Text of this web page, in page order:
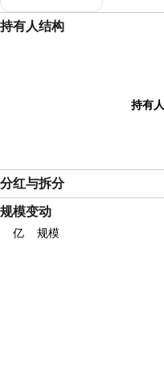
持有人结构
持有人
分红与拆分
规模变动
亿
规模